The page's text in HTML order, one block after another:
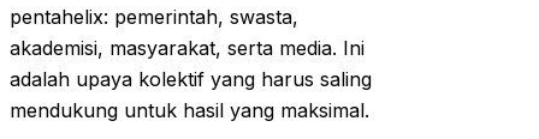
pentahelix: pemerintah, swasta,
akademisi, masyarakat, serta media. Ini
adalah upaya kolektif yang harus saling
mendukung untuk hasil yang maksimal.